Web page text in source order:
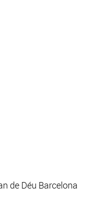
de Déu Barcelona